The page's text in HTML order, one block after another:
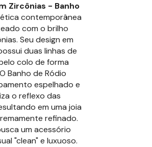
Zircônias - Banho
contemporânea
com o brilho
Seu design em
duas linhas de
colo de forma
Banho de Ródio
espelhado e
o reflexo das
em uma joia
refinado.
um acessório
"clean" e luxuoso.